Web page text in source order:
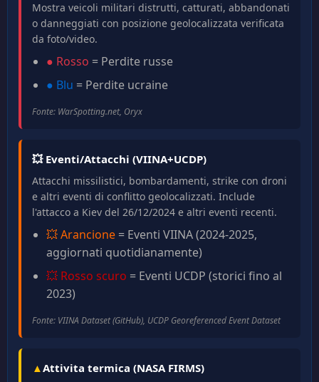
Mostra veicoli militari distrutti, catturati, abbandonati
o danneggiati con posizione geolocalizzata verificata
da foto/video.
● Rosso = Perdite russe
● Blu = Perdite ucraine
Fonte: WarSpotting.net, Oryx
💥 Eventi/Attacchi (VIINA+UCDP)
Attacchi missilistici, bombardamenti, strike con droni
e altri eventi di conflitto geolocalizzati. Include
l'attacco a Kiev del 26/12/2024 e altri eventi recenti.
💥 Arancione = Eventi VIINA (2024-2025,
aggiornati quotidianamente)
💥 Rosso scuro = Eventi UCDP (storici fino al
2023)
Fonte: VIINA Dataset (GitHub), UCDP Georeferenced Event Dataset
▲Attivita termica (NASA FIRMS)